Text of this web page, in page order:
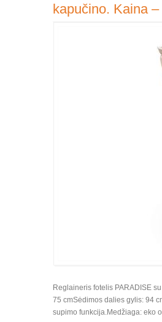
kapučino. Kaina
Reglaineris fotelis PARADISE
75 cmSėdimos dalies gylis: 94
supimo funkcija.Medžiaga: eko